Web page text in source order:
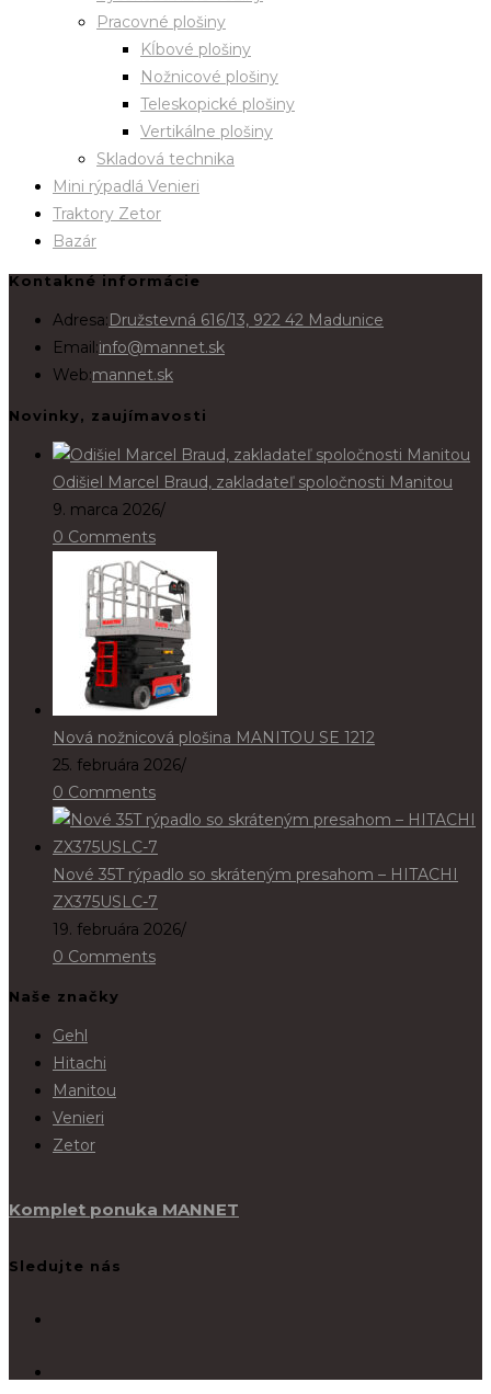
Pracovné plošiny
Kĺbové plošiny
Nožnicové plošiny
Teleskopické plošiny
Vertikálne plošiny
Skladová technika
Mini rýpadlá Venieri
Traktory Zetor
Bazár
Kontakné informácie
Adresa:Družstevná 616/13, 922 42 Madunice
Email:info@mannet.sk
Web:mannet.sk
Novinky, zaujímavosti
Odišiel Marcel Braud, zakladateľ spoločnosti Manitou
9. marca 2026/
0 Comments
Nová nožnicová plošina MANITOU SE 1212
25. februára 2026/
0 Comments
Nové 35T rýpadlo so skráteným presahom – HITACHI
ZX375USLC-7
19. februára 2026/
0 Comments
Naše značky
Gehl
Hitachi
Manitou
Venieri
Zetor
Komplet ponuka MANNET
Sledujte nás